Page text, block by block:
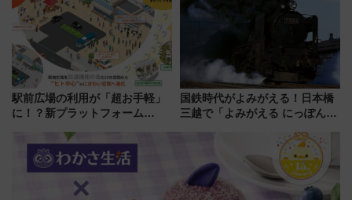
注目スポット
駅前広場の利用が「超お手軽」
に！？新プラットフォーム
マホで簡単申請 物販や演奏会な
どに【JR東日本】
国鉄時代がよみがえる！日本橋
三越で「よみがえる にっぽんの
敬の名作写真も、駅弁フェスも